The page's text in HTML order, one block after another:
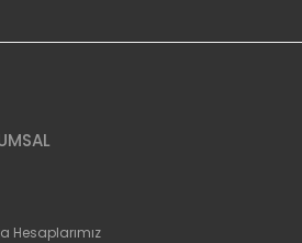
Hesaplarımız